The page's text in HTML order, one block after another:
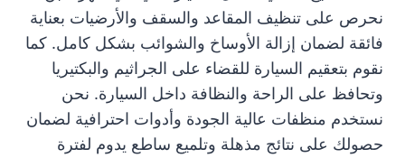
نحرص على تنظيف المقاعد والسقف والأرضيات بعناية
فائقة لضمان إزالة الأوساخ والشوائب بشكل كامل. كما
نقوم بتعقيم السيارة للقضاء على الجراثيم والبكتيريا
وتحافظ على الراحة والنظافة داخل السيارة. نحن
نستخدم منظفات عالية الجودة وأدوات احترافية لضمان
حصولك على نتائج مذهلة وتلميع ساطع يدوم لفترة